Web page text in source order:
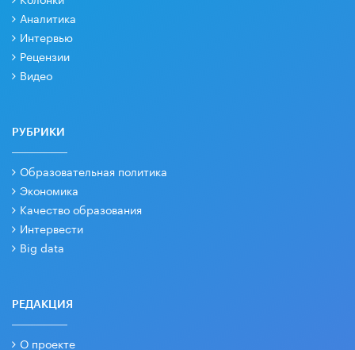
Аналитика
Интервью
Рецензии
Видео
РУБРИКИ
Образовательная политика
Экономика
Качество образования
Интервести
Big data
РЕДАКЦИЯ
О проекте